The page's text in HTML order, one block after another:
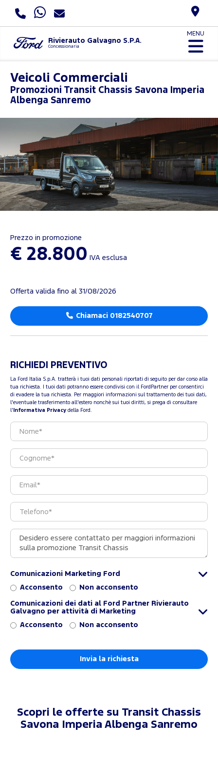
Rivierauto Galvagno S.P.A.
Concessionaria
MENU
Veicoli Commerciali
Promozioni Transit Chassis Savona Imperia
Albenga Sanremo
Prezzo in promozione
€ 28.800 IVA esclusa
Offerta valida fino al 31/08/2026
Chiamaci 0182540707
RICHIEDI PREVENTIVO
La Ford Italia S.p.A. tratterà i tuoi dati personali riportati di seguito per dar corso alla
tua richiesta. I tuoi dati potranno essere condivisi con il FordPartner per consentirci
di evadere la tua richiesta. Per maggiori informazioni sul trattamento dei tuoi dati,
l'eventuale trasferimento all'estero nonchè sui tuoi diritti, si prega di consultare
l' Informativa Privacy della Ford.
Comunicazioni Marketing Ford
Acconsento Non acconsento
Comunicazioni dei dati al Ford Partner Rivierauto
Galvagno per attività di Marketing
Acconsento Non acconsento
Scopri le offerte su Transit Chassis
Savona Imperia Albenga Sanremo